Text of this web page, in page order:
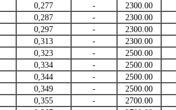
0,277 - 2300.00
0,287 - 2300.00
0,297 - 2300.00
0,313 - 2300.00
0,323 - 2500.00
0,334 - 2500.00
0,344 - 2500.00
0,349 - 2500.00
0,355 - 2700.00